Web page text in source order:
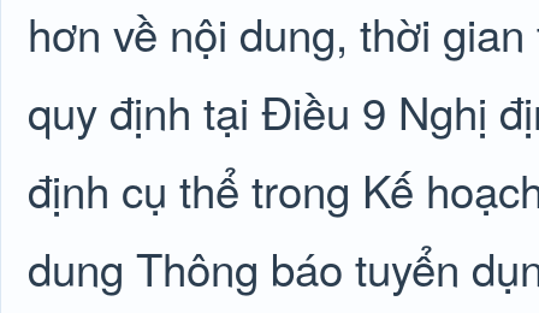
hơn về nội dung, thời
quy định tại Điều 9 Nghị
định cụ thể trong Kế
dung Thông báo tuyển